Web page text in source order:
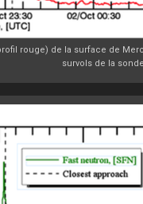
rouge) de la surface de
survols de la